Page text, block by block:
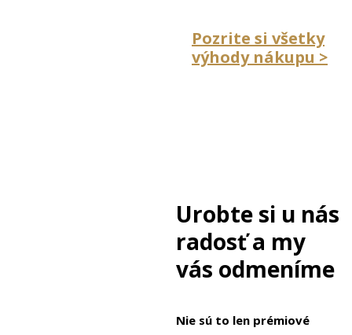
Pozrite si všetky
výhody nákupu >
Urobte si u nás
radosť a my
vás odmeníme
Nie sú to len prémiové